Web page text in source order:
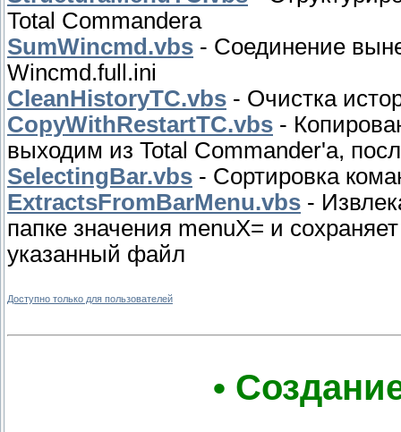
Total Commanderа
SumWincmd.vbs - Соединение
Wincmd.full.ini
CleanHistoryTC.vbs - Очистка
CopyWithRestartTC.vbs -
выходим из Total Commander'a,
SelectingBar.vbs - Сортировка
ExtractsFromBarMenu.vbs -
папке значения menuX= и
указанный файл
Доступно только для пользователей
•